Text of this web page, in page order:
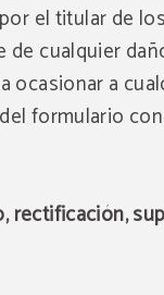
el titular de
de cualquier
ocasionar a
formulario
rectificación,